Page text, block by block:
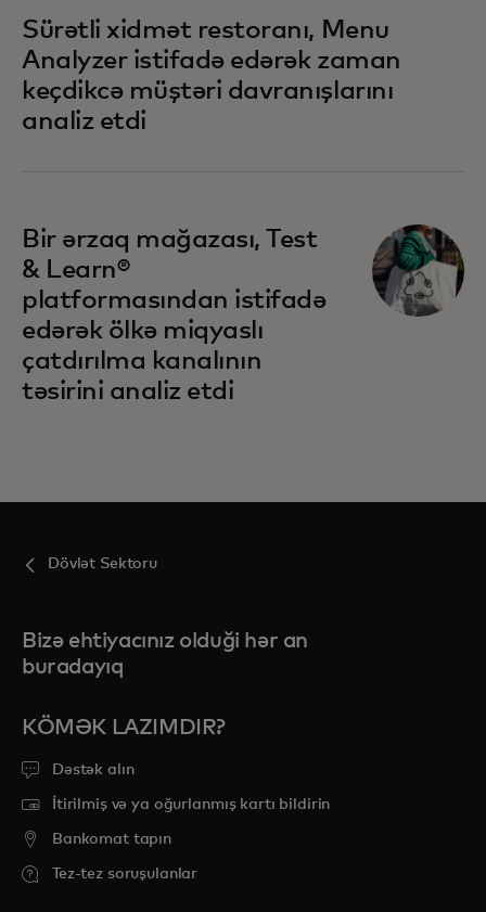
Sürətli xidmət restoranı, Menu
Analyzer istifadə edərək zaman
keçdikcə müştəri davranışlarını
analiz etdi
Bir ərzaq mağazası, Test
& Learn®
platformasından istifadə
edərək ölkə miqyaslı
çatdırılma kanalının
təsirini analiz etdi
Dövlət Sektoru
Bizə ehtiyacınız olduği hər an
buradayıq
KÖMƏK LAZIMDIR?
Dəstək alın
İtirilmiş və ya oğurlanmış kartı bildirin
Bankomat tapın
Tez-tez soruşulanlar